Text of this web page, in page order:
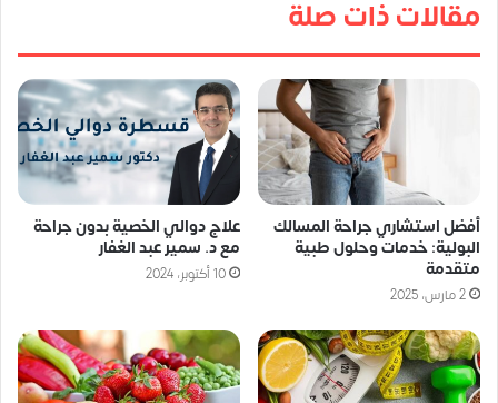
مقالات ذات صلة
أفضل استشاري جراحة المسالك
البولية: خدمات وحلول طبية
متقدمة
2 مارس، 2025
علاج دوالي الخصية بدون جراحة
مع د. سمير عبد الغفار
10 أكتوبر، 2024